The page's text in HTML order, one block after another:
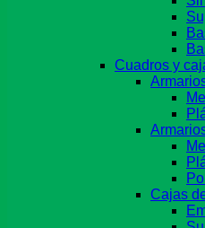
Cuadros y
Cajas